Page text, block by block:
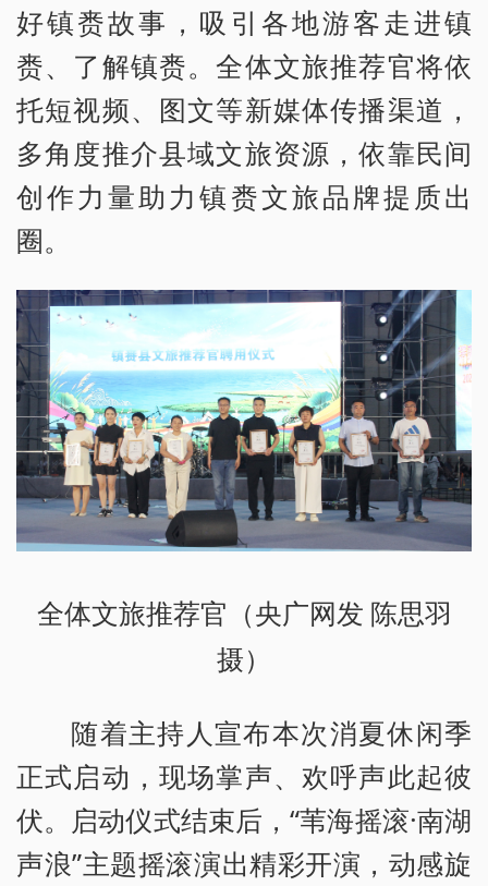
好镇赉故事，吸引各地游客走进镇
赉、了解镇赉。全体文旅推荐官将依
托短视频、图文等新媒体传播渠道，
多角度推介县域文旅资源，依靠民间
创作力量助力镇赉文旅品牌提质出
圈。
全体文旅推荐官（央广网发 陈思羽
摄）
随着主持人宣布本次消夏休闲季
正式启动，现场掌声、欢呼声此起彼
伏。启动仪式结束后，“苇海摇滚·南湖
声浪”主题摇滚演出精彩开演，动感旋